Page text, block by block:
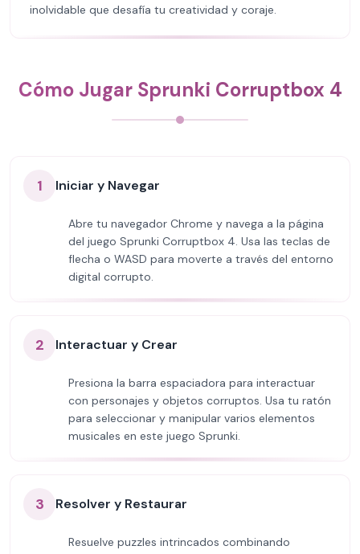
inolvidable que desafía tu creatividad y coraje.
Cómo Jugar Sprunki Corruptbox 4
1 Iniciar y Navegar
Abre tu navegador Chrome y navega a la página
del juego Sprunki Corruptbox 4. Usa las teclas de
flecha o WASD para moverte a través del entorno
digital corrupto.
2 Interactuar y Crear
Presiona la barra espaciadora para interactuar
con personajes y objetos corruptos. Usa tu ratón
para seleccionar y manipular varios elementos
musicales en este juego Sprunki.
3 Resolver y Restaurar
Resuelve puzzles intrincados combinando